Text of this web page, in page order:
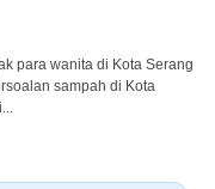
para wanita di Kota Serang
sampah di Kota